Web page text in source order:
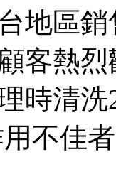
區銷售
熱烈
時清洗
者